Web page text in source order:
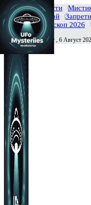
Главная Новости
Тайны вселенной
История
Гороскоп 2026
Сегодня Четверг , 6 Август